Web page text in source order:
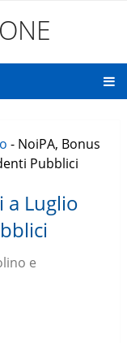
- NoiPA, Bonus
Pubblici
a Luglio
e